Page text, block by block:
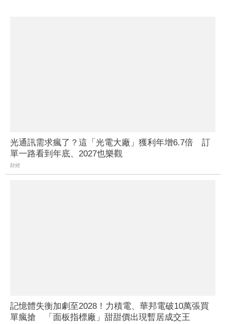
光通訊需求瘋了？這「光電大廠」獲利年增6.7倍 訂
單一路看到年底、2027也樂觀
財經
記憶體失衡加劇至2028！力積電、華邦電破10萬張買
單瘋搶 「面板指標廠」甜甜價出現暫居成交王